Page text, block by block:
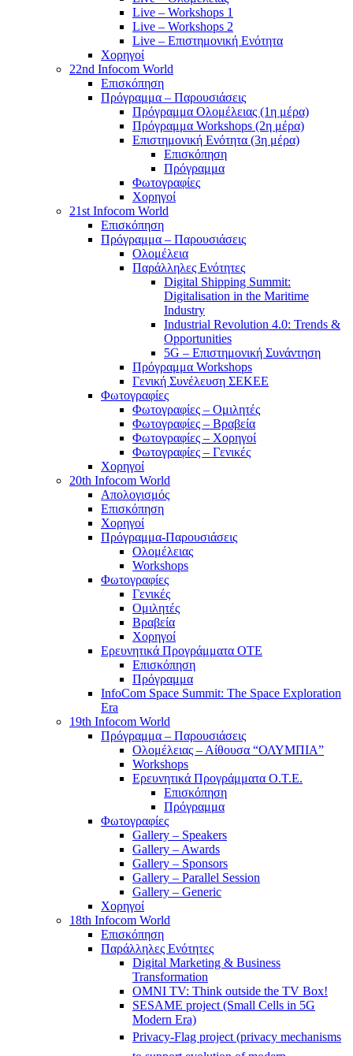
Live – Workshops 1
Live – Workshops 2
Live – Επιστημονική Ενότητα
Χορηγοί
22nd Infocom World
Επισκόπηση
Πρόγραμμα – Παρουσιάσεις
Πρόγραμμα Ολομέλειας (1η μέρα)
Πρόγραμμα Workshops (2η μέρα)
Επιστημονική Ενότητα (3η μέρα)
Επισκόπηση
Πρόγραμμα
Φωτογραφίες
Χορηγοί
21st Infocom World
Επισκόπηση
Πρόγραμμα – Παρουσιάσεις
Ολομέλεια
Παράλληλες Ενότητες
Digital Shipping Summit:
Digitalisation in the Maritime
Industry
Industrial Revolution 4.0: Trends &
Opportunities
5G – Επιστημονική Συνάντηση
Πρόγραμμα Workshops
Γενική Συνέλευση ΣΕΚΕΕ
Φωτογραφίες
Φωτογραφίες – Ομιλητές
Φωτογραφίες – Βραβεία
Φωτογραφίες – Χορηγοί
Φωτογραφίες – Γενικές
Χορηγοί
20th Infocom World
Απολογισμός
Επισκόπηση
Χορηγοί
Πρόγραμμα-Παρουσιάσεις
Ολομέλειας
Workshops
Φωτογραφίες
Γενικές
Ομιλητές
Βραβεία
Χορηγοί
Ερευνητικά Προγράμματα ΟΤΕ
Επισκόπηση
Πρόγραμμα
InfoCom Space Summit: The Space Exploration
Era
19th Infocom World
Πρόγραμμα – Παρουσιάσεις
Ολομέλειας – Αίθουσα “ΟΛΥΜΠΙΑ”
Workshops
Ερευνητικά Προγράμματα Ο.Τ.Ε.
Επισκόπηση
Πρόγραμμα
Φωτογραφίες
Gallery – Speakers
Gallery – Awards
Gallery – Sponsors
Gallery – Parallel Session
Gallery – Generic
Χορηγοί
18th Infocom World
Επισκόπηση
Παράλληλες Ενότητες
Digital Marketing & Business
Transformation
OMNI TV: Think outside the TV Box!
SESAME project (Small Cells in 5G
Modern Era)
Privacy-Flag project (privacy mechanisms